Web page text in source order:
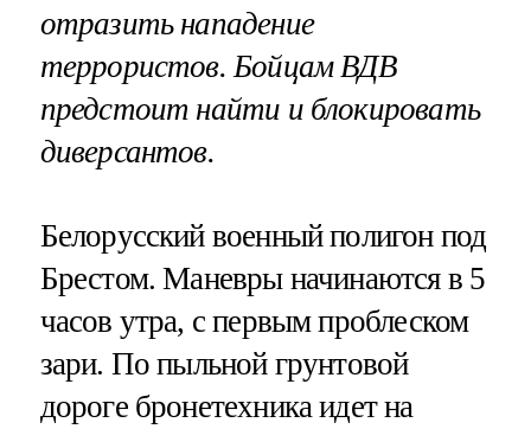
отразить нападение
террористов. Бойцам ВДВ
предстоит найти и блокировать
диверсантов.
Белорусский военный полигон под
Брестом. Маневры начинаются в 5
часов утра, с первым проблеском
зари. По пыльной грунтовой
дороге бронетехника идет на